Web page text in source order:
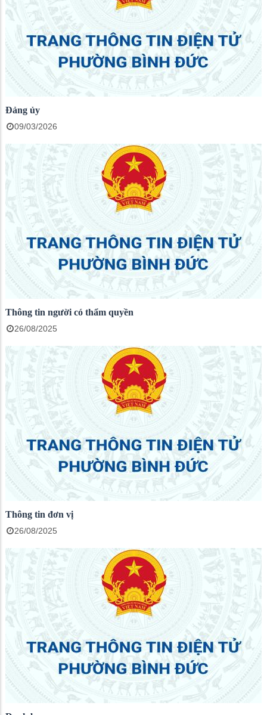
Đảng ủy
09/03/2026
Thông tin người có thẩm quyền
26/08/2025
Thông tin đơn vị
26/08/2025